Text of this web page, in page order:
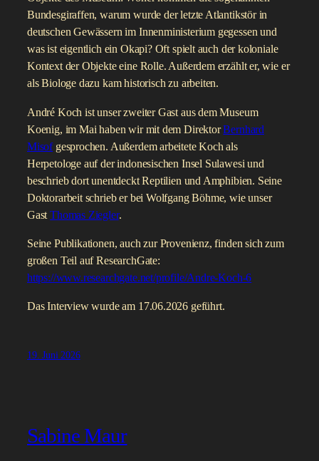
Bundesgiraffen, warum wurde der letzte Atlantikstör in
deutschen Gewässern im Innenministerium gegessen und
was ist eigentlich ein Okapi? Oft spielt auch der koloniale
Kontext der Objekte eine Rolle. Außerdem erzählt er, wie er
als Biologe dazu kam historisch zu arbeiten.
André Koch ist unser zweiter Gast aus dem Museum
Koenig, im Mai haben wir mit dem DirektorBernhard
Misofgesprochen. Außerdem arbeitete Koch als
Herpetologe auf der indonesischen Insel Sulawesi und
beschrieb dort unentdeckt Reptilien und Amphibien. Seine
Doktorarbeit schrieb er bei Wolfgang Böhme, wie unser
GastThomas Ziegler.
Seine Publikationen, auch zur Provenienz, finden sich zum
großen Teil auf ResearchGate:
https://www.researchgate.net/profile/Andre-Koch-6
Das Interview wurde am 17.06.2026 geführt.
19. Juni 2026
Sabine Maur